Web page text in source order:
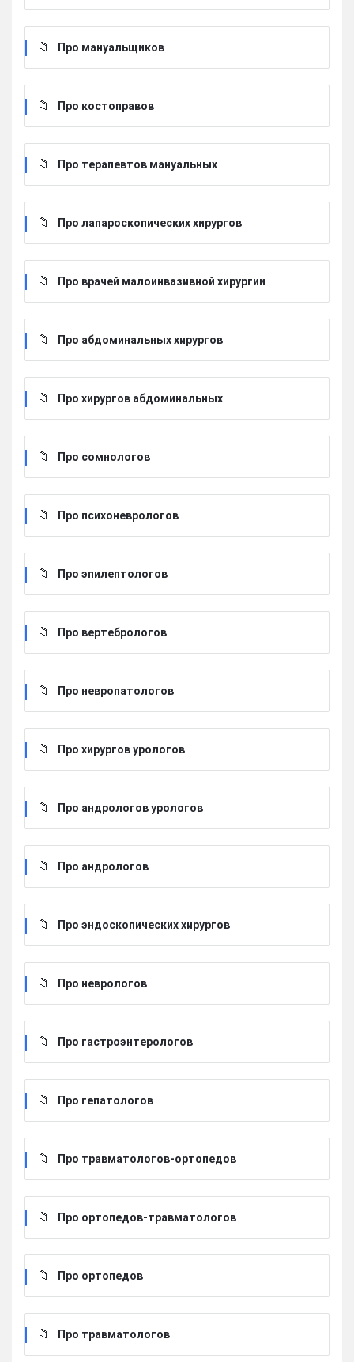
Про мануальщиков
Про костоправов
Про терапевтов мануальных
Про лапароскопических хирургов
Про врачей малоинвазивной хирургии
Про абдоминальных хирургов
Про хирургов абдоминальных
Про сомнологов
Про психоневрологов
Про эпилептологов
Про вертебрологов
Про невропатологов
Про хирургов урологов
Про андрологов урологов
Про андрологов
Про эндоскопических хирургов
Про неврологов
Про гастроэнтерологов
Про гепатологов
Про травматологов-ортопедов
Про ортопедов-травматологов
Про ортопедов
Про травматологов